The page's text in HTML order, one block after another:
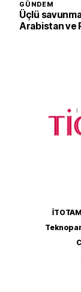
GÜNDEM
Üçlü
Arabistan ve
İTOTAM